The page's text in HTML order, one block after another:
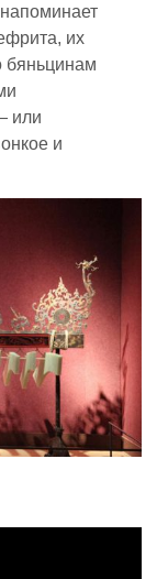
их
бяньцинам
или
и